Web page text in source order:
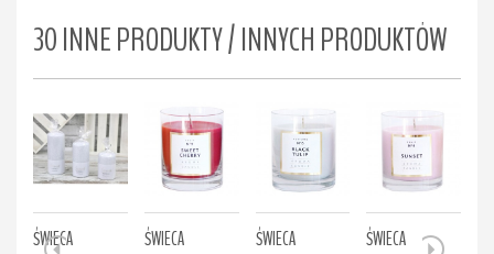
30 INNE PRODUKTY / INNYCH PRODUKTÓW
ŚWIECA
ŚWIECA
ŚWIECA
ŚWIECA